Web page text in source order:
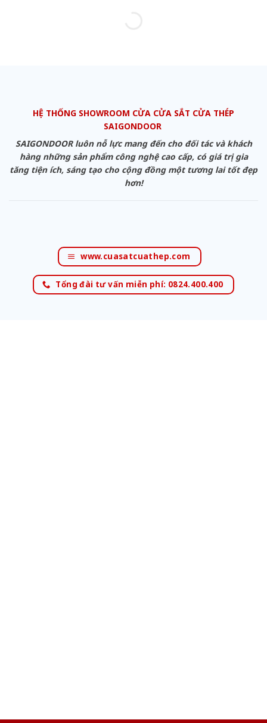
HỆ THỐNG SHOWROOM CỬA CỬA SẮT CỬA THÉP
SAIGONDOOR
SAIGONDOOR luôn nỗ lực mang đến cho đối tác và khách
hàng những sản phẩm công nghệ cao cấp, có giá trị gia
tăng tiện ích, sáng tạo cho cộng đồng một tương lai tốt đẹp
hơn!
www.cuasatcuathep.com
Tổng đài tư vấn miễn phí: 0824.400.400